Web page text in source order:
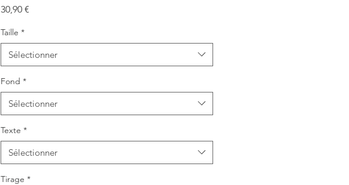
30,90 €
Taille *
Sélectionner
Fond *
Sélectionner
Texte *
Sélectionner
Tirage *